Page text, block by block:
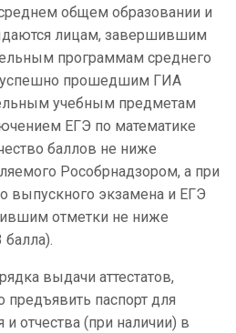
общем образовании и
лицам, завершившим
программам среднего
успешно прошедшим ГИА
учебным предметам
ЕГЭ по математике
баллов не ниже
Рособрнадзором, а при
выпускного экзамена и ЕГЭ
отметки не ниже
балла).
выдачи аттестатов,
предъявить паспорт для
отчества (при наличии) в